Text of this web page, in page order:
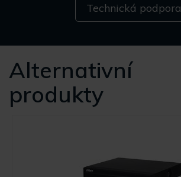
Technická podpora
Alternativní
produkty